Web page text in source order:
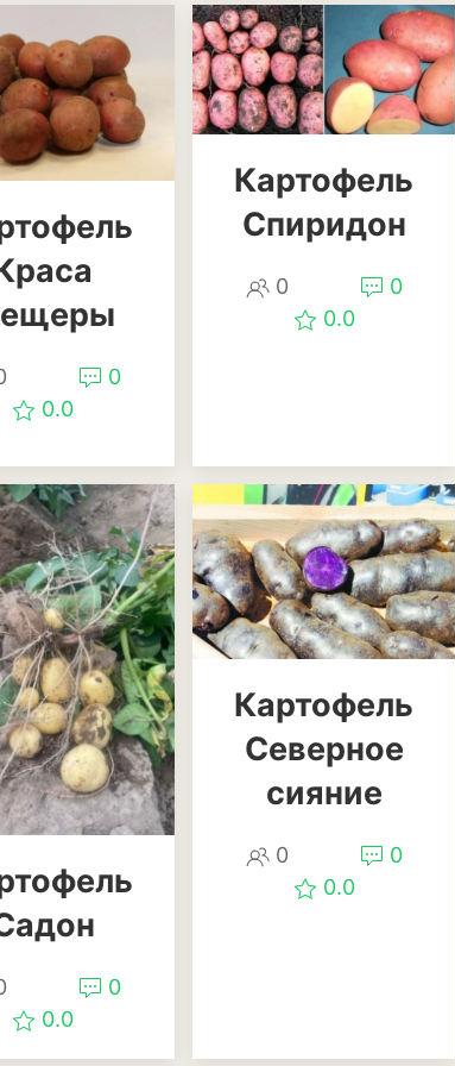
Овёс
Ячмень
Колеус
Фикус
0
0.0
Картофель
Спиридон
0
0
0.0
0
0.0
Картофель
Северное
сияние
0
0
0.0